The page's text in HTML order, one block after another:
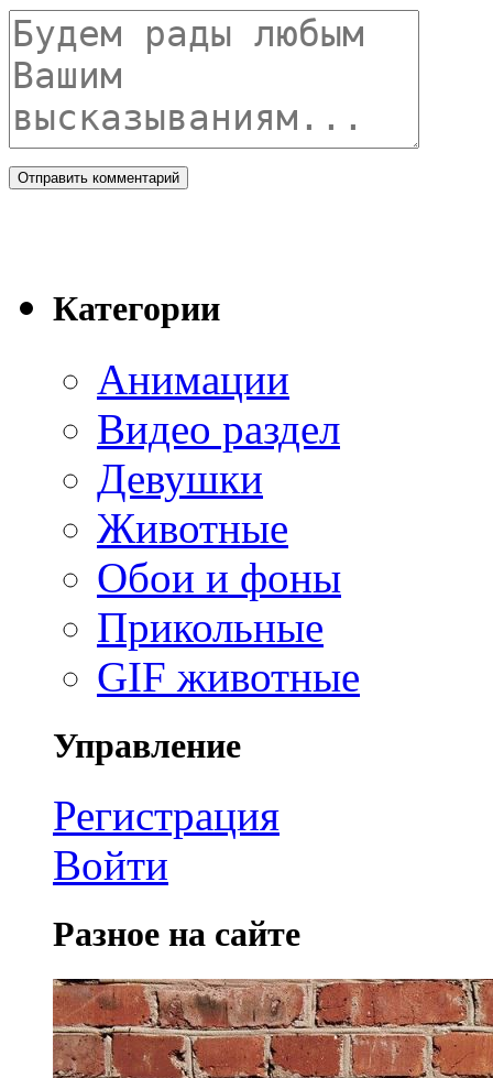
Категории
Анимации
Видео раздел
Девушки
Животные
Обои и фоны
Прикольные
GIF животные
Управление
Регистрация
Войти
Разное на сайте